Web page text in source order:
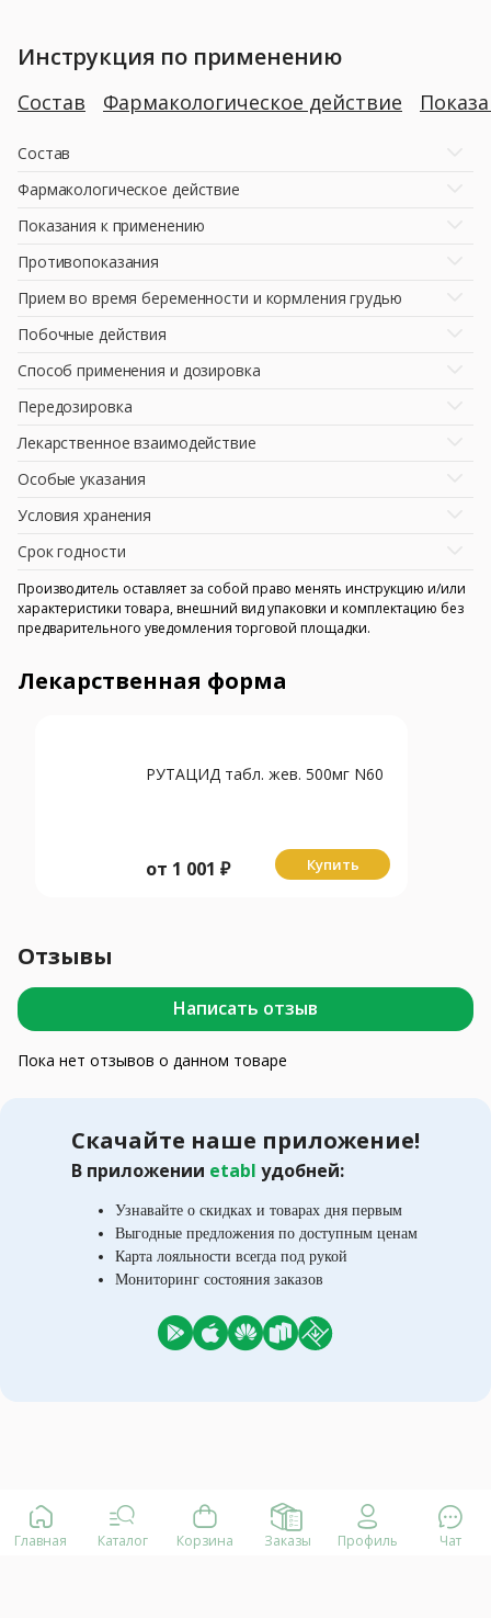
Инструкция по применению
Состав Фармакологическое действие
Состав
Фармакологическое действие
Показания к применению
Противопоказания
Прием во время беременности и кормления грудью
Побочные действия
Способ применения и дозировка
Передозировка
Лекарственное взаимодействие
Особые указания
Условия хранения
Срок годности
Производитель оставляет за собой право менять инструкцию и/или
характеристики товара, внешний вид упаковки и комплектацию без
предварительного уведомления торговой площадки.
Лекарственная форма
РУТАЦИД табл. жев. 500мг N60
от 1 001 ₽ Купить
Отзывы
Написать отзыв
Пока нет отзывов о данном товаре
Скачайте наше приложение!
В приложении etabl удобней:
Узнавайте о скидках и товарах дня первым
Выгодные предложения по доступным ценам
Карта лояльности всегда под рукой
Мониторинг состояния заказов
Главная Каталог Корзина Заказы Профиль Чат